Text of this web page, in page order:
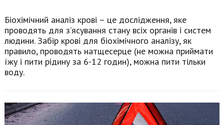
Біохімічний аналіз крові – це дослідження, яке
проводять для з’ясування стану всіх органів і систем
людини. Забір крові для біохімічного аналізу, як
правило, проводять натщесерце (не можна приймати
їжу і пити рідину за 6-12 годин), можна пити тільки
воду.